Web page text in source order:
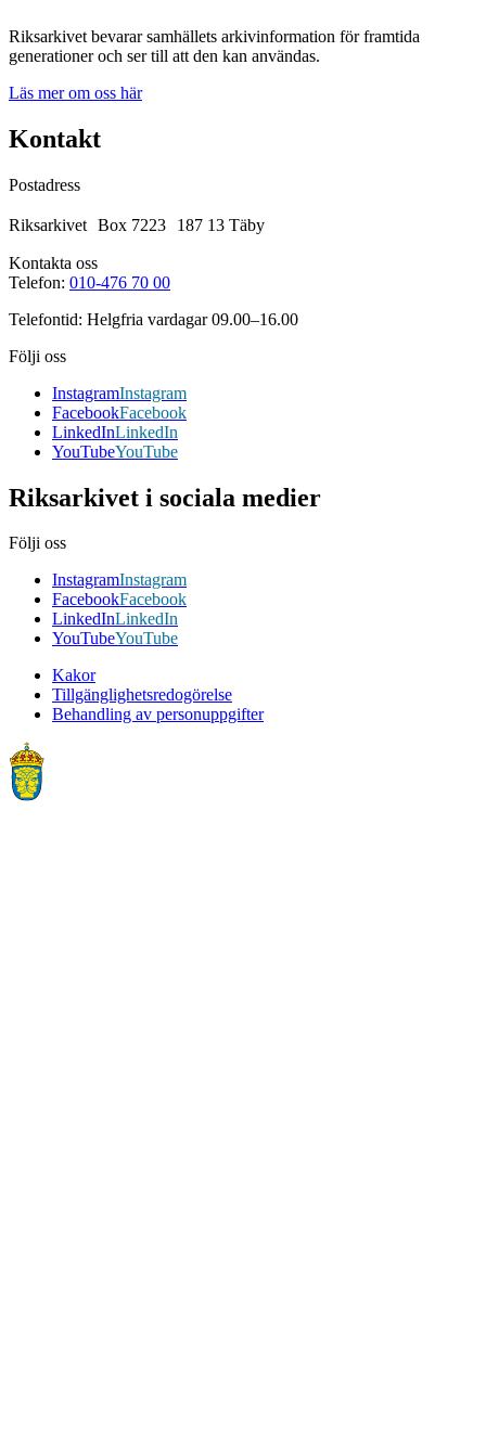
Riksarkivet bevarar samhällets arkivinformation för framtida
generationer och ser till att den kan användas.
Läs mer om oss här
Kontakt
Postadress
Riksarkivet Box 7223 187 13 Täby
Kontakta oss
Telefon: 010-476 70 00
Telefontid: Helgfria vardagar 09.00–16.00
Följi oss
InstagramInstagram
FacebookFacebook
LinkedInLinkedIn
YouTubeYouTube
Riksarkivet i sociala medier
Följi oss
InstagramInstagram
FacebookFacebook
LinkedInLinkedIn
YouTubeYouTube
Kakor
Tillgänglighetsredogörelse
Behandling av personuppgifter